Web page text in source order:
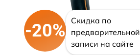
-20%
Скидка по
предварительной
записи на сайте